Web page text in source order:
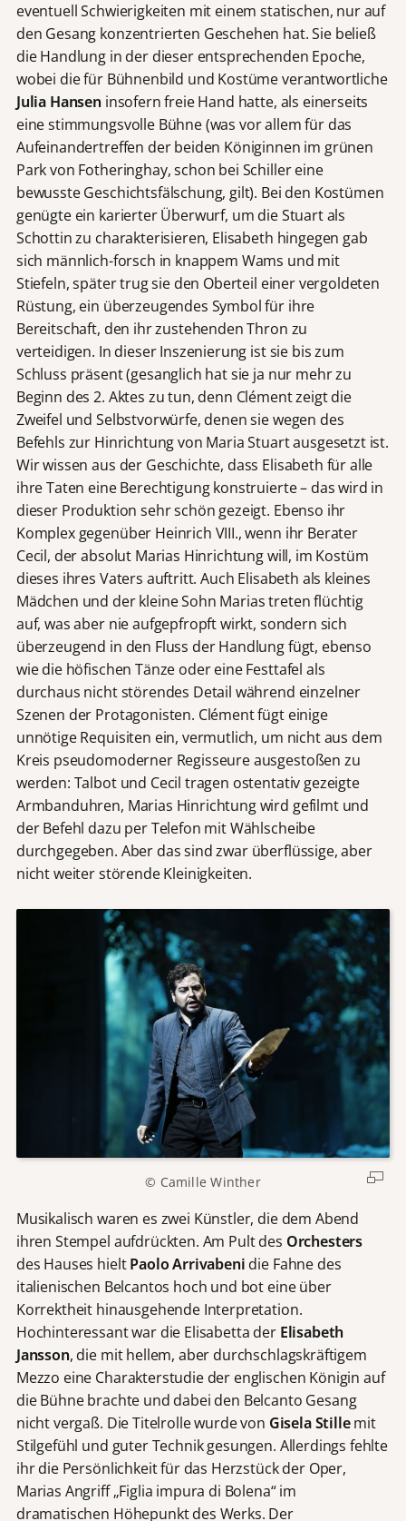
eventuell Schwierigkeiten mit einem statischen, nur auf
den Gesang konzentrierten Geschehen hat. Sie beließ
die Handlung in der dieser entsprechenden Epoche,
wobei die für Bühnenbild und Kostüme verantwortliche
Julia Hansen insofern freie Hand hatte, als einerseits
eine stimmungsvolle Bühne (was vor allem für das
Aufeinandertreffen der beiden Königinnen im grünen
Park von Fotheringhay, schon bei Schiller eine
bewusste Geschichtsfälschung, gilt). Bei den Kostümen
genügte ein karierter Überwurf, um die Stuart als
Schottin zu charakterisieren, Elisabeth hingegen gab
sich männlich-forsch in knappem Wams und mit
Stiefeln, später trug sie den Oberteil einer vergoldeten
Rüstung, ein überzeugendes Symbol für ihre
Bereitschaft, den ihr zustehenden Thron zu
verteidigen. In dieser Inszenierung ist sie bis zum
Schluss präsent (gesanglich hat sie ja nur mehr zu
Beginn des 2. Aktes zu tun, denn Clément zeigt die
Zweifel und Selbstvorwürfe, denen sie wegen des
Befehls zur Hinrichtung von Maria Stuart ausgesetzt ist.
Wir wissen aus der Geschichte, dass Elisabeth für alle
ihre Taten eine Berechtigung konstruierte – das wird in
dieser Produktion sehr schön gezeigt. Ebenso ihr
Komplex gegenüber Heinrich VIII., wenn ihr Berater
Cecil, der absolut Marias Hinrichtung will, im Kostüm
dieses ihres Vaters auftritt. Auch Elisabeth als kleines
Mädchen und der kleine Sohn Marias treten flüchtig
auf, was aber nie aufgepfropft wirkt, sondern sich
überzeugend in den Fluss der Handlung fügt, ebenso
wie die höfischen Tänze oder eine Festtafel als
durchaus nicht störendes Detail während einzelner
Szenen der Protagonisten. Clément fügt einige
unnötige Requisiten ein, vermutlich, um nicht aus dem
Kreis pseudomoderner Regisseure ausgestoßen zu
werden: Talbot und Cecil tragen ostentativ gezeigte
Armbanduhren, Marias Hinrichtung wird gefilmt und
der Befehl dazu per Telefon mit Wählscheibe
durchgegeben. Aber das sind zwar überflüssige, aber
nicht weiter störende Kleinigkeiten.
© Camille Winther
Musikalisch waren es zwei Künstler, die dem Abend
ihren Stempel aufdrückten. Am Pult des Orchesters
des Hauses hieltPaolo Arrivabeni die Fahne des
italienischen Belcantos hoch und bot eine über
Korrektheit hinausgehende Interpretation.
Hochinteressant war die Elisabetta der Elisabeth
Jansson, die mit hellem, aber durchschlagskräftigem
Mezzo eine Charakterstudie der englischen Königin auf
die Bühne brachte und dabei den Belcanto Gesang
nicht vergaß. Die Titelrolle wurde von Gisela Stillemit
Stilgefühl und guter Technik gesungen. Allerdings fehlte
ihr die Persönlichkeit für das Herzstück der Oper,
Marias Angriff „Figlia impura di Bolena“ im
dramatischen Höhepunkt des Werks. Der